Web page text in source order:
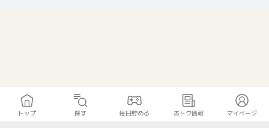
トップ 探す 毎日貯める おトク情報 マイページ